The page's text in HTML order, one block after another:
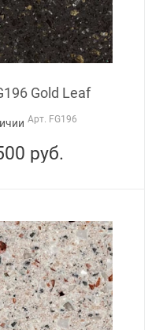
Gold Leaf
Арт. FG196
руб.